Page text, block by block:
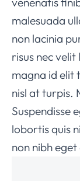
malesuada
non lacinia
risus nec
magna id elit
nisl at turpis.
Suspendisse
lobortis quis
non nibh